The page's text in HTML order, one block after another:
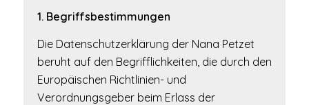
1. Begriffsbestimmungen
Die Datenschutzerklärung der Nana Petzet
beruht auf den Begrifflichkeiten, die durch den
Europäischen Richtlinien- und
Verordnungsgeber beim Erlass der